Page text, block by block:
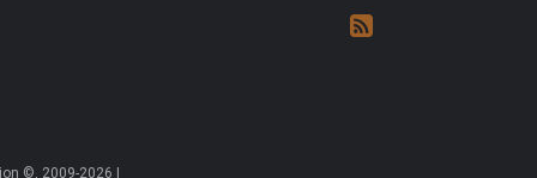
©, 2009-2026 |